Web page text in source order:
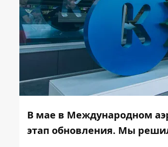
В мае в Международном
этап обновления. Мы